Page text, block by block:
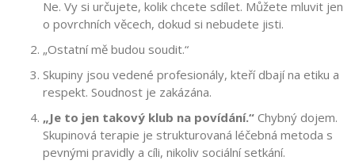
Ne. Vy si určujete, kolik chcete sdílet. Můžete mluvit jen
o povrchních věcech, dokud si nebudete jisti.
„Ostatní mě budou soudit.“
Skupiny jsou vedené profesionály, kteří dbají na etiku a
respekt. Soudnost je zakázána.
„Je to jen takový klub na povídání.“ Chybný dojem.
Skupinová terapie je strukturovaná léčebná metoda s
pevnými pravidly a cíli, nikoliv sociální setkání.